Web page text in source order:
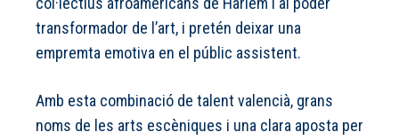
transformador de l’art, i pretén deixar una
empremta emotiva en el públic assistent.
Amb esta combinació de talent valencià, grans
noms de les arts escèniques i una clara aposta per